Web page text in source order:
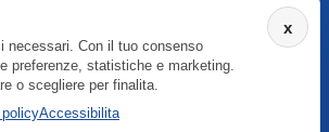
isfel@pec.it
Informativa privacy
x
necessari. Con il tuo consenso
preferenze, statistiche e marketing.
o scegliere per finalita.
Accessibilita